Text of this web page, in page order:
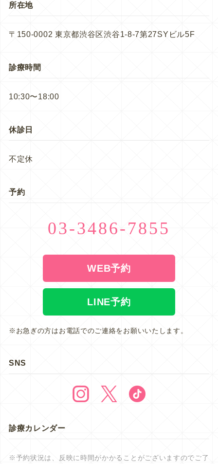
所在地
〒150-0002 東京都渋谷区渋谷1-8-7第27SYビル5F
診療時間
10:30〜18:00
休診日
不定休
予約
03-3486-7855
WEB予約
LINE予約
※お急ぎの方はお電話でのご連絡をお願いいたします。
SNS
診療カレンダー
※予約状況は、反映に時間がかかることがございますのでご了